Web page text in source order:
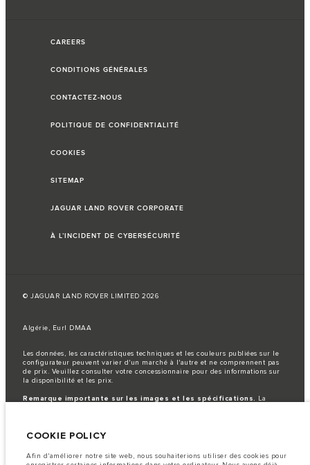
CAREERS
CONDITIONS GÉNÉRALES
CONTACTEZ-NOUS
POLITIQUE DE CONFIDENTIALITÉ
COOKIES
SITEMAP
JAGUAR LAND ROVER CORPORATE
À L’INCIDENT DE CYBERSÉCURITÉ
© JAGUAR LAND ROVER LIMITED 2026
Algérie, Eurl DMAA
Les données, les caractéristiques techniques et les couleurs publiées sur le
configurateur peuvent varier d'un marché à l'autre et ne comprennent pas
de prix. Veuillez consulter votre concessionnaire pour des informations sur
la disponibilité et les prix.
Remarque importante sur les images et les spécifications. La
conséquent, les images utilisées actuellement sur le site Web peuvent ne pas
caractéristiques, les options, les finitions et les combinaisons de couleurs.
Veuillez consulter votre concessionnaire pour avoir confirmation des
COOKIE POLICY
Afin d'améliorer notre site web, nous souhaiterions utiliser des cookies pour